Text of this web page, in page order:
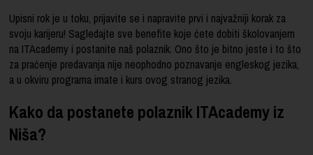
Upisni rok je u toku, prijavite se i napravite prvi i najvažniji korak za
svoju karijeru! Sagledajte sve benefite koje ćete dobiti školovanjem
na ITAcademy i postanite naš polaznik. Ono što je bitno jeste i to što
za praćenje predavanja nije neophodno poznavanje engleskog jezika,
a u okviru programa imate i kurs ovog stranog jezika.
Kako da postanete polaznik ITAcademy iz
Niša?